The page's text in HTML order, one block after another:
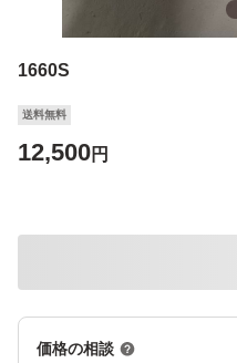
1660S
送料無料
12,500円
価格の相談